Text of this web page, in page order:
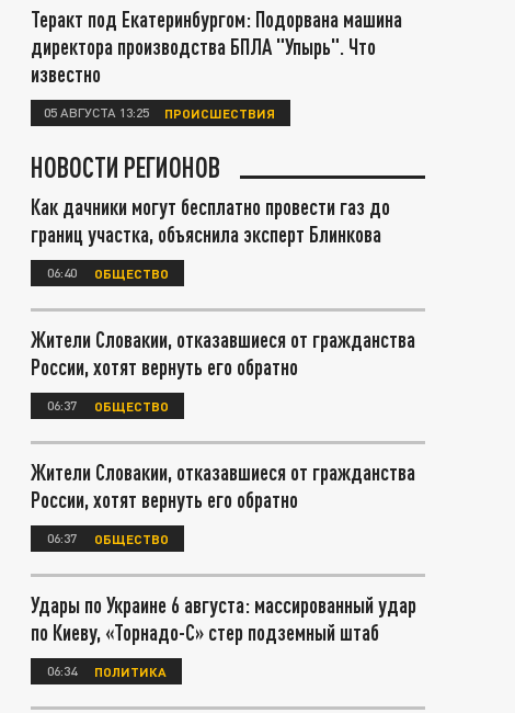
Теракт под Екатеринбургом: Подорвана машина
директора производства БПЛА "Упырь". Что
известно
05 АВГУСТА 13:25 ПРОИСШЕСТВИЯ
НОВОСТИ РЕГИОНОВ
Как дачники могут бесплатно провести газ до
границ участка, объяснила эксперт Блинкова
06:40 ОБЩЕСТВО
Жители Словакии, отказавшиеся от гражданства
России, хотят вернуть его обратно
06:37 ОБЩЕСТВО
Жители Словакии, отказавшиеся от гражданства
России, хотят вернуть его обратно
06:37 ОБЩЕСТВО
Удары по Украине 6 августа: массированный удар
по Киеву, «Торнадо-С» стер подземный штаб
06:34 ПОЛИТИКА